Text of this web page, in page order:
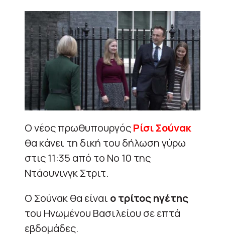
Ο νέος πρωθυπουργόςΡίσι Σούνακ
θα κάνει τη δική του δήλωση γύρω
στις 11:35 από το Νο 10 της
Ντάουνινγκ Στριτ.
Ο Σούνακ θα είναι ο τρίτος ηγέτης
του Ηνωμένου Βασιλείου σε επτά
εβδομάδες.